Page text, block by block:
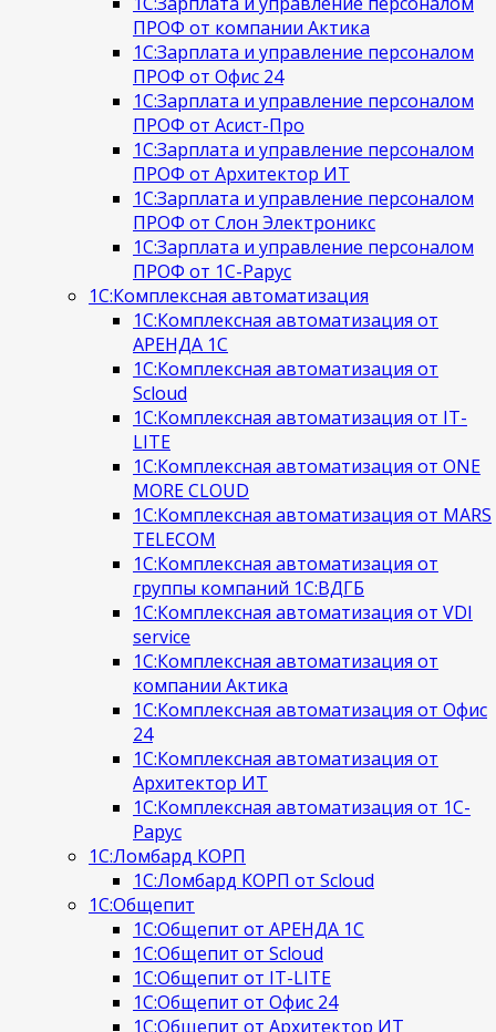
ПРОФ от компании Актика
1С:Зарплата и управление персоналом
ПРОФ от Офис 24
1С:Зарплата и управление персоналом
ПРОФ от Асист-Про
1С:Зарплата и управление персоналом
ПРОФ от Архитектор ИТ
1С:Зарплата и управление персоналом
ПРОФ от Слон Электроникс
1С:Зарплата и управление персоналом
ПРОФ от 1С-Рарус
1С:Комплексная автоматизация
1С:Комплексная автоматизация от
АРЕНДА 1С
1С:Комплексная автоматизация от
Scloud
1С:Комплексная автоматизация от IT-
LITE
1С:Комплексная автоматизация от ONE
MORE CLOUD
1С:Комплексная автоматизация от MARS
TELECOM
1С:Комплексная автоматизация от
группы компаний 1С:ВДГБ
1С:Комплексная автоматизация от VDI
service
1С:Комплексная автоматизация от
компании Актика
1С:Комплексная автоматизация от Офис
24
1С:Комплексная автоматизация от
Архитектор ИТ
1С:Комплексная автоматизация от 1С-
Рарус
1С:Ломбард КОРП
1С:Ломбард КОРП от Scloud
1С:Общепит
1С:Общепит от АРЕНДА 1С
1С:Общепит от Scloud
1С:Общепит от IT-LITE
1С:Общепит от Офис 24
1С:Общепит от Архитектор ИТ